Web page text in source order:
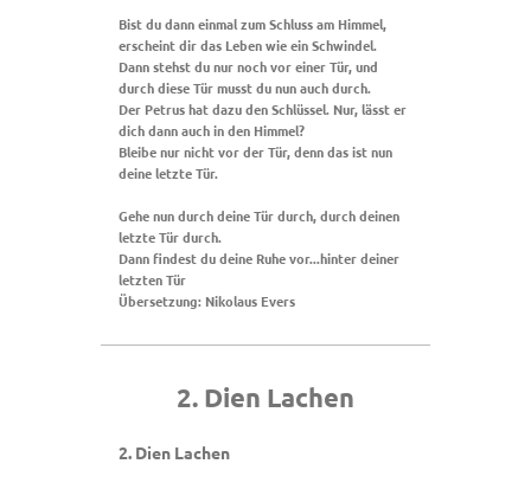
Bist du dann einmal zum Schluss am Himmel,
erscheint dir das Leben wie ein Schwindel.
Dann stehst du nur noch vor einer Tür, und
durch diese Tür musst du nun auch durch.
Der Petrus hat dazu den Schlüssel. Nur, lässt er
dich dann auch in den Himmel?
Bleibe nur nicht vor der Tür, denn das ist nun
deine letzte Tür.
Gehe nun durch deine Tür durch, durch deinen
letzte Tür durch.
Dann findest du deine Ruhe vor...hinter deiner
letzten Tür
Übersetzung: Nikolaus Evers
2. Dien Lachen
2. Dien Lachen